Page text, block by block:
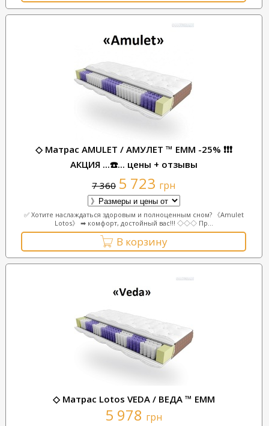
◇ Матрас AMULET / АМУЛЕТ ™ ЕММ -25% ❗❗❗
АКЦИЯ ...☎️... цены + отзывы
7 360 5 723 грн
✅ Хотите наслаждаться здоровым и полноценным сном? 《Amulet
Lotos》 ➡ комфорт, достойный вас!!! ◇◇◇ Пр...
В корзину
◇ Матрас Lotos VEDA / ВЕДА ™ EMM
5 978 грн